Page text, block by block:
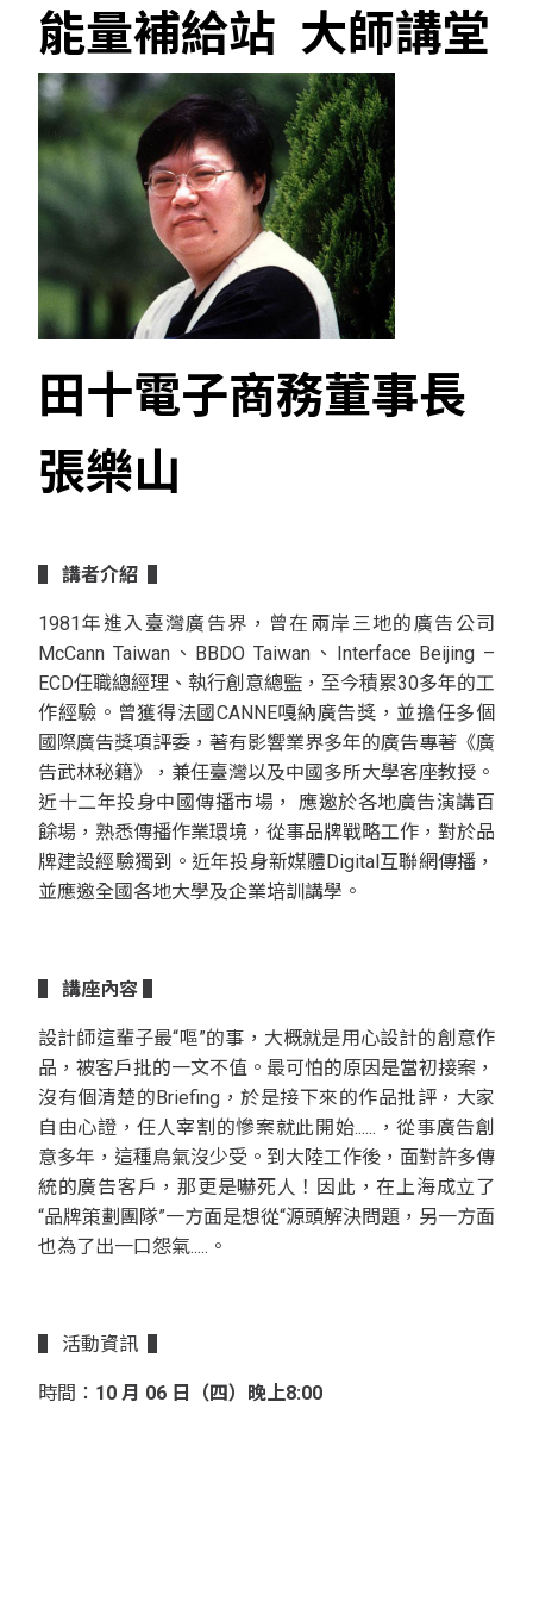
能量補給站 大師講堂
田十電子商務董事長
張樂山
講者介紹 ▌
1981年進入臺灣廣告界，曾在兩岸三地的廣告公司
McCann Taiwan、BBDO Taiwan、Interface Beijing –
ECD任職總經理、執行創意總監，至今積累30多年的工
作經驗。曾獲得法國CANNE嘎納廣告獎，並擔任多個
國際廣告獎項評委，著有影響業界多年的廣告專著《廣
告武林秘籍》，兼任臺灣以及中國多所大學客座教授。
近十二年投身中國傳播市場， 應邀於各地廣告演講百
餘場，熟悉傳播作業環境，從事品牌戰略工作，對於品
牌建設經驗獨到。近年投身新媒體Digital互聯網傳播，
並應邀全國各地大學及企業培訓講學。
講座內容 ▌
設計師這輩子最“嘔”的事，大概就是用心設計的創意作
品，被客戶批的一文不值。最可怕的原因是當初接案，
沒有個清楚的Briefing，於是接下來的作品批評，大家
自由心證，任人宰割的慘案就此開始......，從事廣告創
意多年，這種鳥氣沒少受。到大陸工作後，面對許多傳
統的廣告客戶，那更是嚇死人！因此，在上海成立了
“品牌策劃團隊”一方面是想從“源頭解決問題，另一方面
也為了出一口怨氣.....。
▌ 活動資訊 ▌
時間： 10 月 06 日（四）晚上8:00